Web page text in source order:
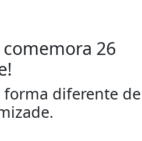
26
forma diferente de